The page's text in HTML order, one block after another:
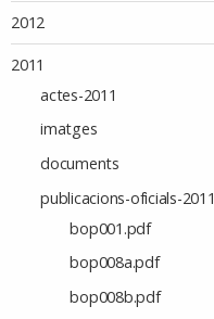
2012
2011
actes-2011
imatges
documents
publicacions-oficials-2011
bop001.pdf
bop008a.pdf
bop008b.pdf